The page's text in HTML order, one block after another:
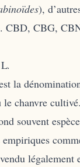
),
CBD, CBG,
la
le chanvre
souvent
légalement